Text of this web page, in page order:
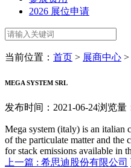
2026 展位申请
当前位置： 首页 > 展商中心 >
MEGA SYSTEM SRL
发布时间：2021-06-24浏览量
Mega system (italy) is an italian
of the particulate matter and the
for stack emissions available in
上一篇 : 希思迪股份有限公司